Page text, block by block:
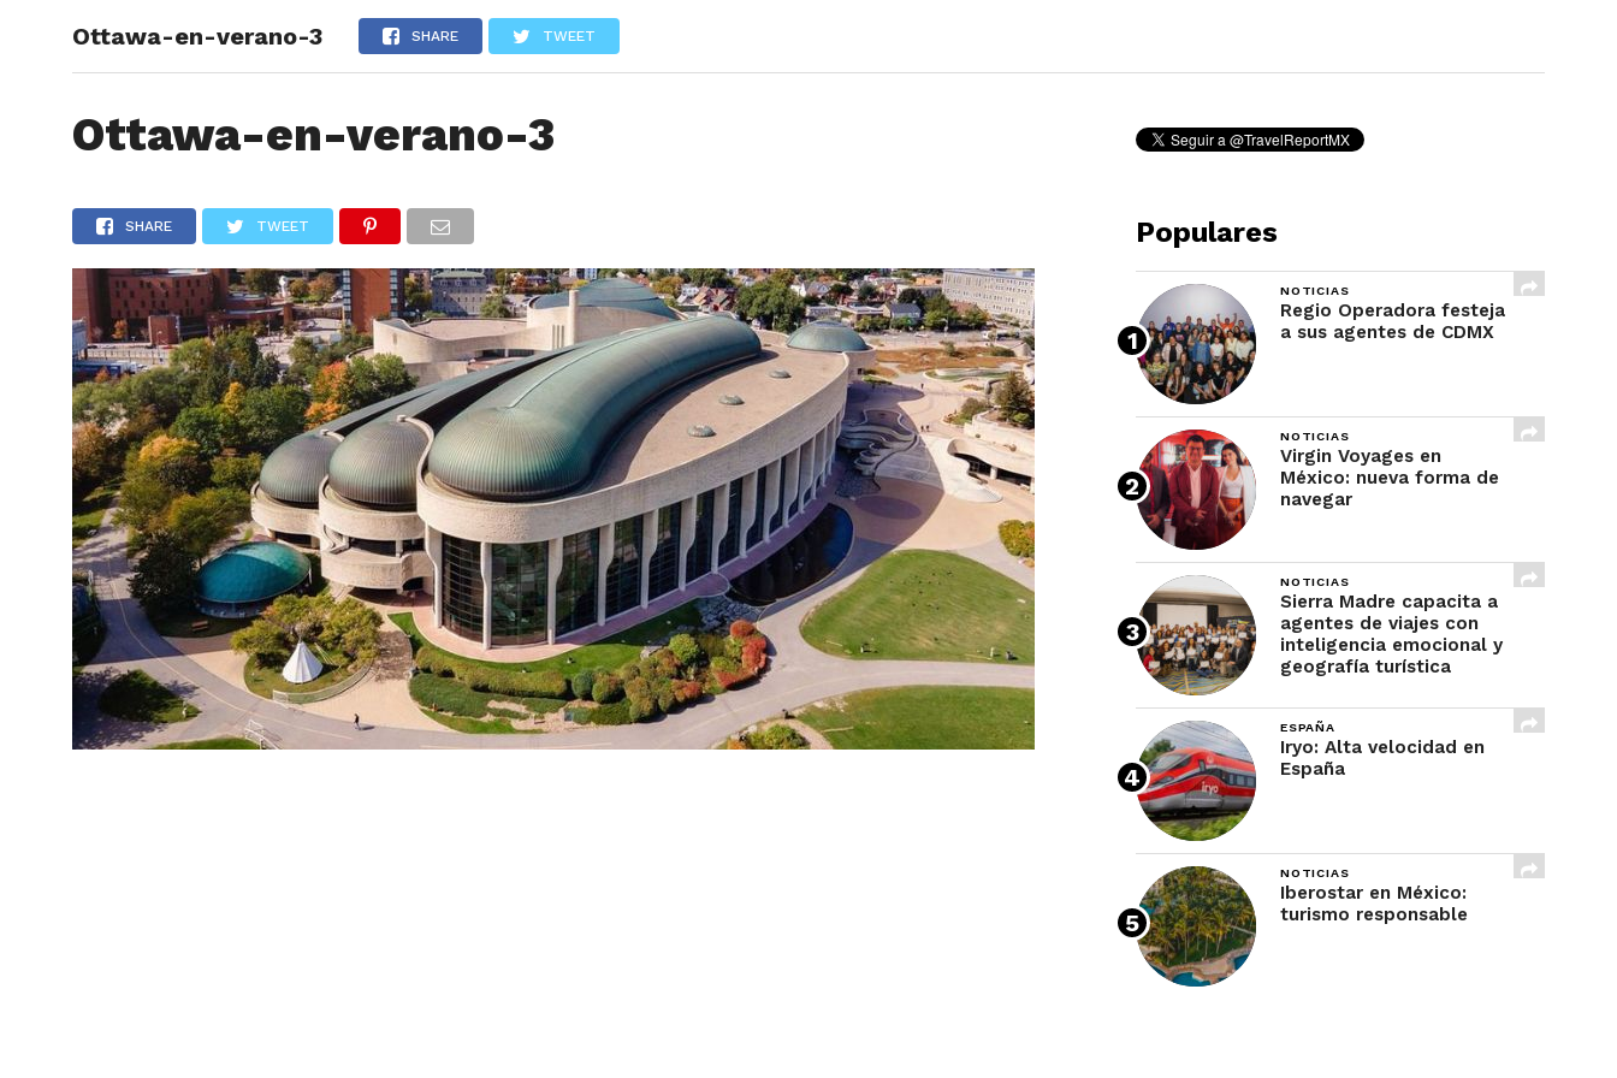
ARTÍCULOS
Ottawa-en-verano-3 SHARE TWEET
Ottawa-en-verano-3
SHARE TWEET Populares
NOTICIAS
Regio Operadora festeja
a sus agentes de CDMX
NOTICIAS
Virgin Voyages en
México: nueva forma de
navegar
NOTICIAS
Sierra Madre capacita a
agentes de viajes con
inteligencia emocional y
geografía turística
ESPAÑA
Iryo: Alta velocidad en
España
NOTICIAS
Iberostar en México:
turismo responsable